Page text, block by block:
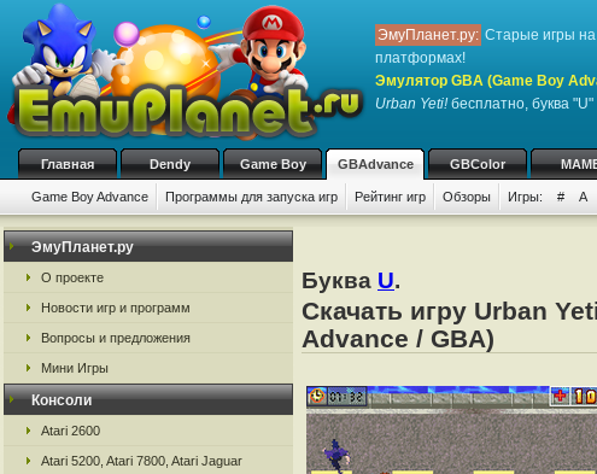
ЭмуПланет.ру: Старые игры
платформах!
Эмулятор GBA (Game Boy
Urban Yeti!бесплатно, буква "U"
Главная Dendy Game Boy GBAdvance GBColor
Game Boy Advance Программы для запуска игр Рейтинг игр Обзоры Игры: # A
ЭмуПланет.ру
О проекте
Новости игр и программ
Вопросы и предложения
Мини Игры
Консоли
Atari 2600
Atari 5200, Atari 7800, Atari Jaguar
Буква U.
Скачать игру Urban
Advance / GBA)